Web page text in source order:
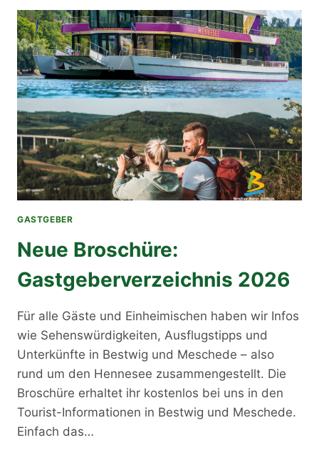
GASTGEBER
Neue Broschüre:
Gastgeberverzeichnis 2026
Für alle Gäste und Einheimischen haben wir Infos
wie Sehenswürdigkeiten, Ausflugstipps und
Unterkünfte in Bestwig und Meschede – also
rund um den Hennesee zusammengestellt. Die
Broschüre erhaltet ihr kostenlos bei uns in den
Tourist-Informationen in Bestwig und Meschede.
Einfach das…